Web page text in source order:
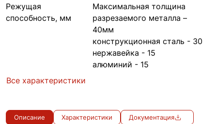
Режущая
способность, мм
Максимальная толщина
разрезаемого металла –
40мм
конструкционная сталь - 30
нержавейка - 15
алюминий - 15
Все характеристики
Описание Характеристики Документация